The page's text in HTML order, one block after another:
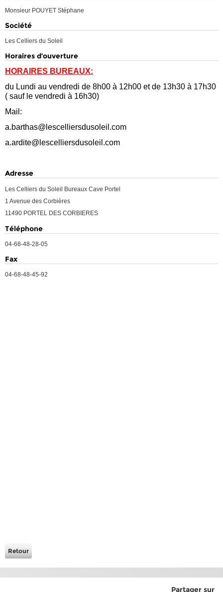
Monsieur POUYET Stéphane
Société
Les Celliers du Soleil
Horaires d’ouverture
HORAIRES BUREAUX:
du Lundi au vendredi de 8h00 à 12h00 et de 13h30 à 17h30
( sauf le vendredi à 16h30)
Mail:
a.barthas@lescelliersdusoleil.com
a.ardite@lescelliersdusoleil.com
Adresse
Les Celliers du Soleil Bureaux Cave Portel
1 Avenue des Corbières
11490 PORTEL DES CORBIERES
Téléphone
04-68-48-28-05
Fax
04-68-48-45-92
Retour
Partager sur